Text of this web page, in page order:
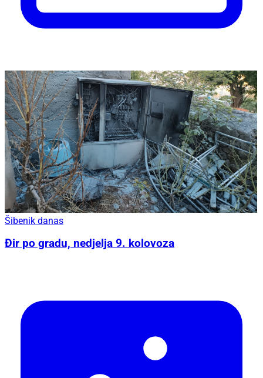
Šibenik danas
Đir po gradu, nedjelja 9. kolovoza